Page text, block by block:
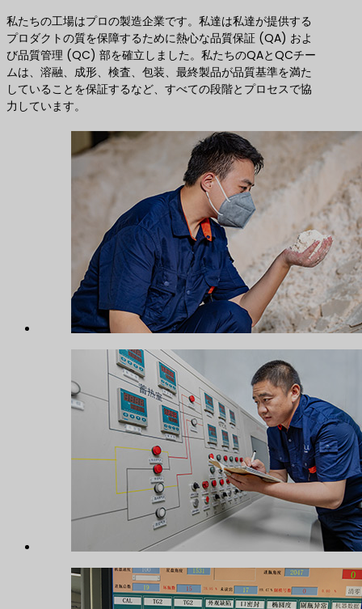
私たちの工場はプロの製造企業です。私達は私達が提供する
プロダクトの質を保障するために熱心な品質保証 (QA) およ
び品質管理 (QC) 部を確立しました。私たちのQAとQCチー
ムは、溶融、成形、検査、包装、最終製品が品質基準を満た
していることを保証するなど、すべての段階とプロセスで協
力しています。